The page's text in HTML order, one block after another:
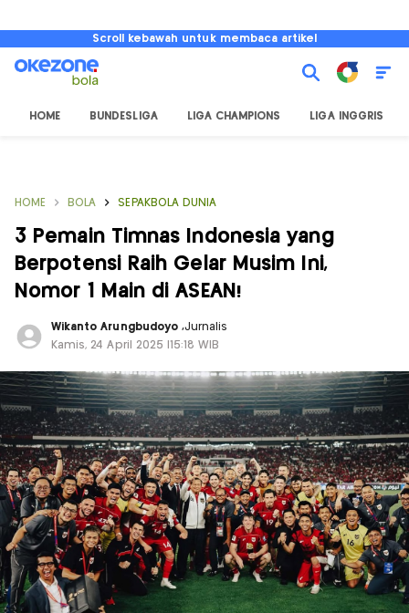
Scroll kebawah untuk membaca artikel
HOME BUNDESLIGA LIGA CHAMPIONS LIGA INGGRIS
HOME BOLA SEPAKBOLA DUNIA
3 Pemain Timnas Indonesia yang
Berpotensi Raih Gelar Musim Ini,
Nomor 1 Main di ASEAN!
Wikanto Arungbudoyo ,Jurnalis
Kamis, 24 April 2025 |15:18 WIB